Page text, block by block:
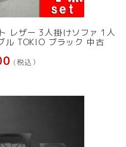
レザー 3人掛けソファ 1人
ル TOKIO ブラック 中古
(税込）